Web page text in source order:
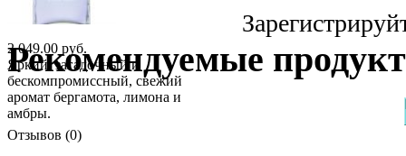
2 049.00 руб.
Яркий, загадочный и
бескомпромиссный, свежий
аромат бергамота, лимона и
амбры.
Отзывов (0)
Рекомендуемые